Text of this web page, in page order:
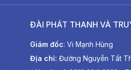
ĐÀI PHÁT THANH VÀ
Giám đốc: Vi Mạnh Hùng
Địa chỉ: Đường Nguyễn Tất